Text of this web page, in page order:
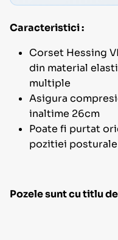
Caracteristici :
Corset Hessing
din material
multiple
Asigura
inaltime 26cm
Poate fi purtat
pozitiei posturale
Pozele sunt cu titlu